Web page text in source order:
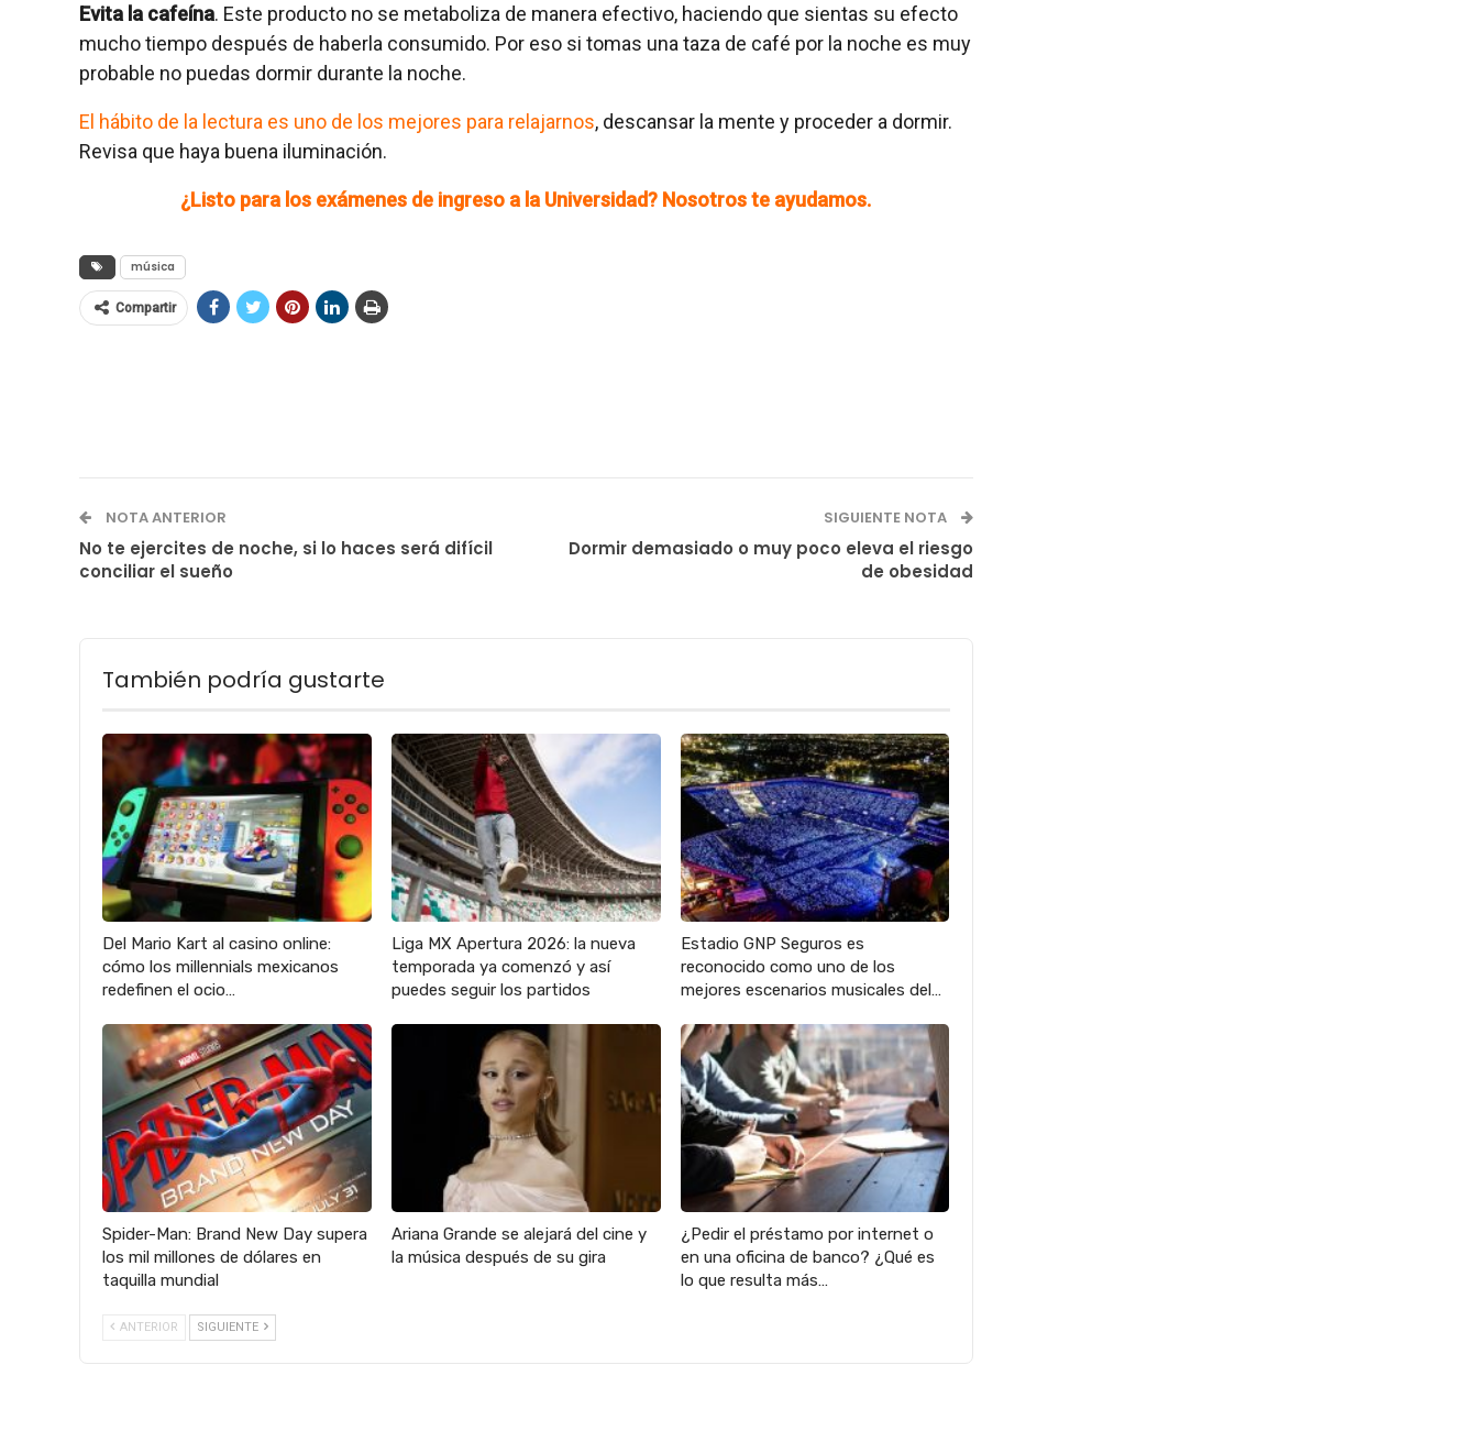
Evita la cafeína. Este producto no se metaboliza de manera efectivo, haciendo que sientas su efecto
mucho tiempo después de haberla consumido. Por eso si tomas una taza de café por la noche es muy
probable no puedas dormir durante la noche.
El hábito de la lectura es uno de los mejores para relajarnos, descansar la mente y proceder a dormir.
Revisa que haya buena iluminación.
¿Listo para los exámenes de ingreso a la Universidad? Nosotros te ayudamos.
música
Compartir
NOTA ANTERIOR
No te ejercites de noche, si lo haces será difícil
conciliar el sueño
SIGUIENTE NOTA
Dormir demasiado o muy poco eleva el riesgo
de obesidad
También podría gustarte
Del Mario Kart al casino online:
cómo los millennials mexicanos
redefinen el ocio…
Liga MX Apertura 2026: la nueva
temporada ya comenzó y así
puedes seguir los partidos
Estadio GNP Seguros es
reconocido como uno de los
mejores escenarios musicales del…
Spider-Man: Brand New Day supera
los mil millones de dólares en
taquilla mundial
Ariana Grande se alejará del cine y
la música después de su gira
¿Pedir el préstamo por internet o
en una oficina de banco? ¿Qué es
lo que resulta más…
ANTERIOR SIGUIENTE